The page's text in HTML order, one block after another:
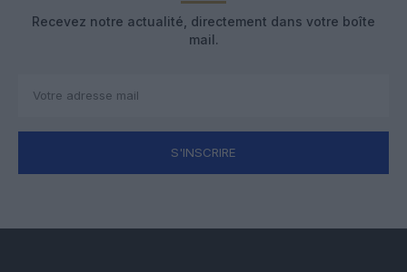
Recevez notre actualité, directement dans votre boîte
mail.
S'INSCRIRE